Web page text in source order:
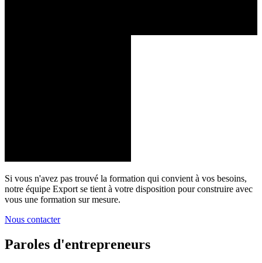
Si vous n'avez pas trouvé la formation qui convient à vos besoins,
notre équipe Export se tient à votre disposition pour construire avec
vous une formation sur mesure.
Nous contacter
Paroles d'entrepreneurs